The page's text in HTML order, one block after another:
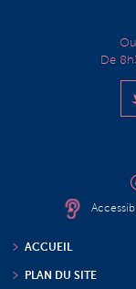
De
ACCUEIL
PLAN DU SITE